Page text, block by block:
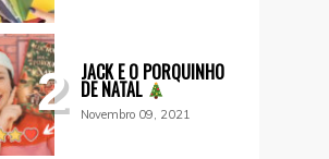
2 JACK E O PORQUINHO
DE NATAL
Novembro 09, 2021